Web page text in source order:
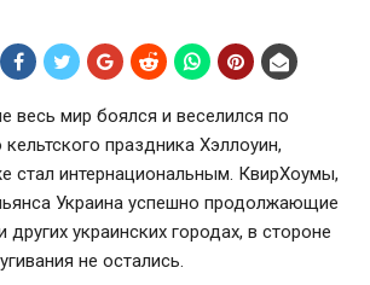
весь мир боялся и веселился по
праздника Хэллоуин,
стал интернациональным. КвирХоумы,
Украина успешно продолжающие
других украинских городах, в стороне
не остались.